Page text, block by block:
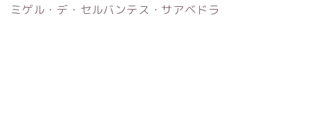
ミゲル・デ・セルバンテス・サアベドラ